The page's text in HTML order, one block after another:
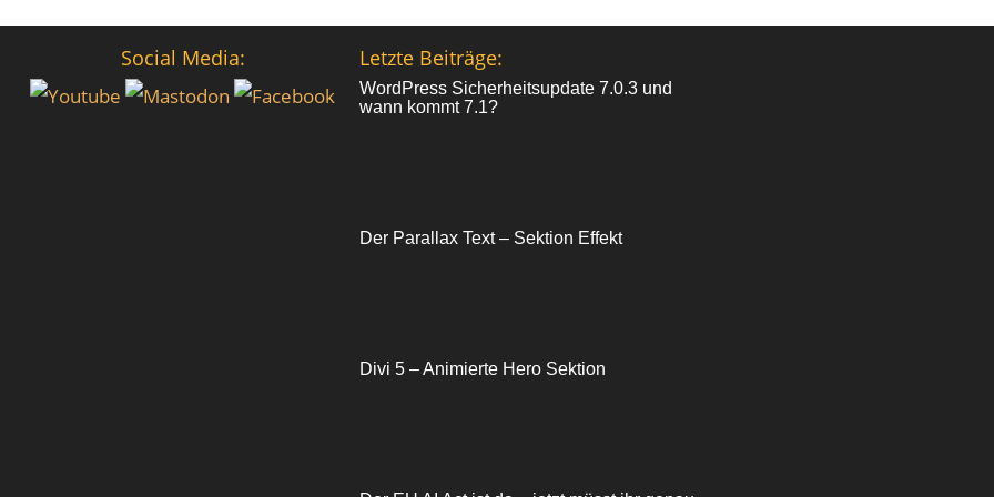
Social Media: Letzte Beiträge:
WordPress Sicherheitsupdate 7.0.3 und
wann kommt 7.1?
Der Parallax Text – Sektion Effekt
Divi 5 – Animierte Hero Sektion